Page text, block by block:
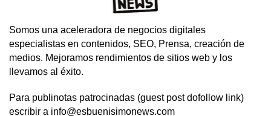
Somos una aceleradora de negocios digitales
especialistas en contenidos, SEO, Prensa, creación de
medios. Mejoramos rendimientos de sitios web y los
llevamos al éxito.
Para publinotas patrocinadas (guest post dofollow link)
escribir a info@esbuenisimonews.com